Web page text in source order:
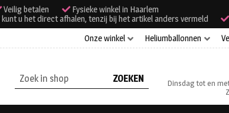
Veilig betalen
Fysieke winkel in Haarlem
u het direct afhalen, tenzij bij het artikel anders vermeld
Onze winkel
Heliumballonnen
Zoeken
naar:
Dinsdag tot en